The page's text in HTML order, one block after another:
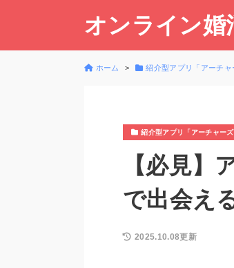
オンライン婚
ホーム 紹介型アプリ「アーチャ
紹介型アプリ「アーチャーズ
【必見】
で出会え
2025.10.08更新